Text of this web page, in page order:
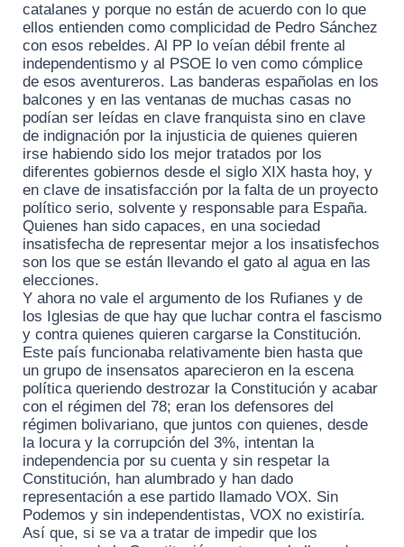
catalanes y porque no están de acuerdo con lo que
ellos entienden como complicidad de Pedro Sánchez
con esos rebeldes. Al PP lo veían débil frente al
independentismo y al PSOE lo ven como cómplice
de esos aventureros. Las banderas españolas en los
balcones y en las ventanas de muchas casas no
podían ser leídas en clave franquista sino en clave
de indignación por la injusticia de quienes quieren
irse habiendo sido los mejor tratados por los
diferentes gobiernos desde el siglo XIX hasta hoy, y
en clave de insatisfacción por la falta de un proyecto
político serio, solvente y responsable para España.
Quienes han sido capaces, en una sociedad
insatisfecha de representar mejor a los insatisfechos
son los que se están llevando el gato al agua en las
elecciones.
Y ahora no vale el argumento de los Rufianes y de
los Iglesias de que hay que luchar contra el fascismo
y contra quienes quieren cargarse la Constitución.
Este país funcionaba relativamente bien hasta que
un grupo de insensatos aparecieron en la escena
política queriendo destrozar la Constitución y acabar
con el régimen del 78; eran los defensores del
régimen bolivariano, que juntos con quienes, desde
la locura y la corrupción del 3%, intentan la
independencia por su cuenta y sin respetar la
Constitución, han alumbrado y han dado
representación a ese partido llamado VOX. Sin
Podemos y sin independentistas, VOX no existiría.
Así que, si se va a tratar de impedir que los